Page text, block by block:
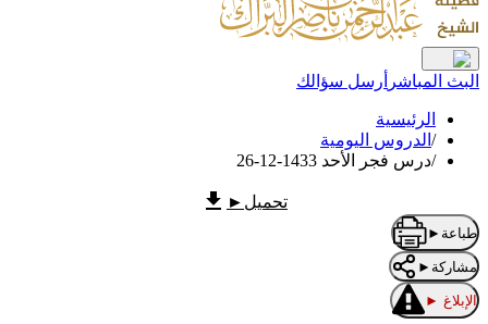
البث المباشر أرسل سؤالك
الرئيسية
/ الدروس اليومية
/درس فجر الأحد 1433-12-26
تحميل ►
طباعة ►
مشاركة ►
الإبلاغ ►